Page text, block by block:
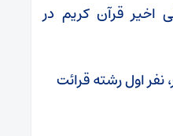
اخیر قرآن کریم در
اول رشته قرائت